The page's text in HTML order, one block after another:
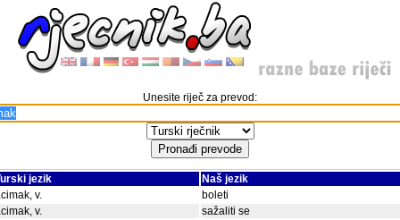
Unesite riječ za prevod:
jezik
Naš jezik
v.
boleti
v.
sažaliti se